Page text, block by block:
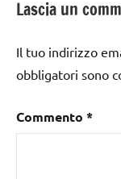
Lascia un
Il tuo indirizzo
obbligatori sono
Commento *